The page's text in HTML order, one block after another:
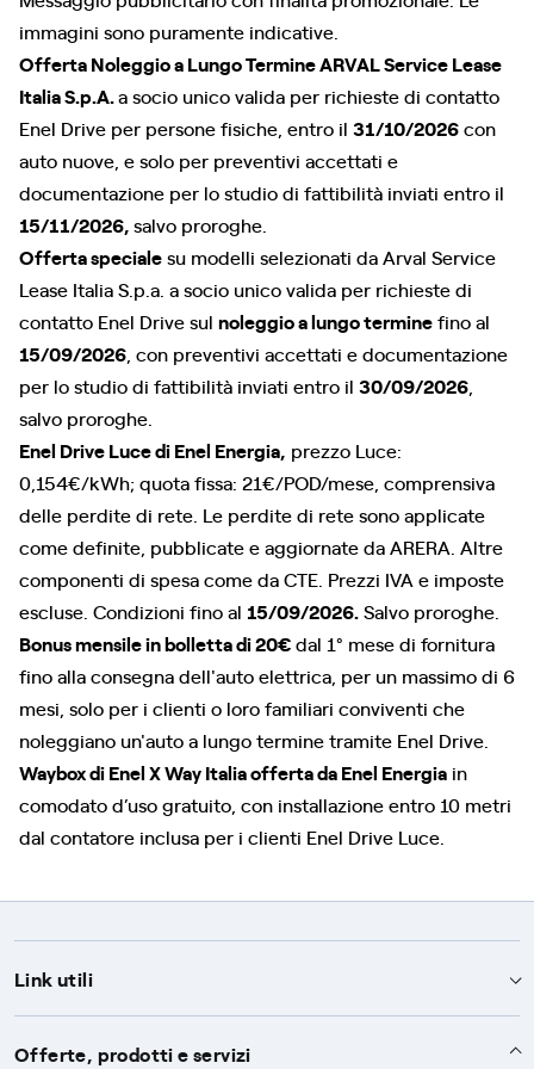
immagini sono puramente indicative.
Offerta Noleggio a Lungo Termine ARVAL Service Lease
Italia S.p.A.a socio unico valida per richieste di contatto
Enel Drive per persone fisiche, entro il 31/10/2026con
auto nuove, e solo per preventivi accettati e
documentazione per lo studio di fattibilità inviati entro il
15/11/2026,salvo proroghe.
Offerta specialesu modelli selezionati da Arval Service
Lease Italia S.p.a. a socio unico valida per richieste di
contatto Enel Drive sul noleggio a lungo terminefino al
15/09/2026 , con preventivi accettati e documentazione
per lo studio di fattibilità inviati entro il 30/09/2026
salvo proroghe.
Enel Drive Luce di Enel Energia, prezzo Luce:
0,154€/kWh; quota fissa: 21€/POD/mese, comprensiva
delle perdite di rete. Le perdite di rete sono applicate
come definite, pubblicate e aggiornate da ARERA. Altre
componenti di spesa come da CTE. Prezzi IVA e imposte
escluse. Condizioni fino al 15/09/2026.Salvo proroghe.
Bonus mensile in bolletta di 20€dal 1° mese di fornitura
fino alla consegna dell'auto elettrica, per un massimo di 6
mesi, solo per i clienti o loro familiari conviventi che
noleggiano un'auto a lungo termine tramite Enel Drive.
Waybox di Enel X Way Italia offerta da Enel Energia in
comodato d’uso gratuito, con installazione entro 10 metri
dal contatore inclusa per i clienti Enel Drive Luce.
Link utili
Assistenza
Offerte, prodotti e servizi